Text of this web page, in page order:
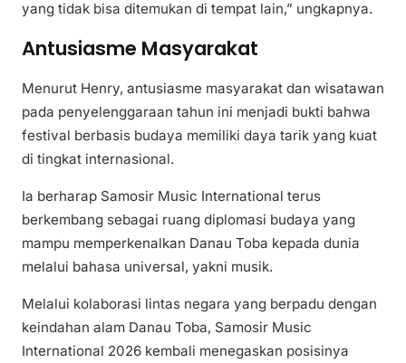
yang tidak bisa ditemukan di tempat lain,” ungkapnya.
Antusiasme Masyarakat
Menurut Henry, antusiasme masyarakat dan wisatawan
pada penyelenggaraan tahun ini menjadi bukti bahwa
festival berbasis budaya memiliki daya tarik yang kuat
di tingkat internasional.
Ia berharap Samosir Music International terus
berkembang sebagai ruang diplomasi budaya yang
mampu memperkenalkan Danau Toba kepada dunia
melalui bahasa universal, yakni musik.
Melalui kolaborasi lintas negara yang berpadu dengan
keindahan alam Danau Toba, Samosir Music
International 2026 kembali menegaskan posisinya